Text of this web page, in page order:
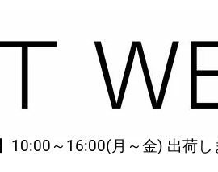
10:00～16:00(月～金) 出荷